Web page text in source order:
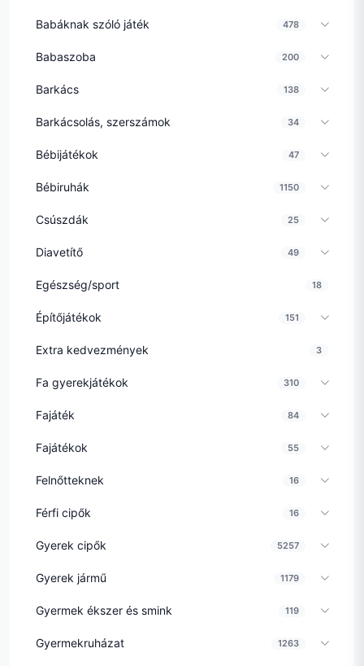
Babáknak szóló játék 478
Babaszoba 200
Barkács 138
Barkácsolás, szerszámok 34
Bébijátékok 47
Bébiruhák 1150
Csúszdák 25
Diavetítő 49
Egészség/sport 18
Építőjátékok 151
Extra kedvezmények 3
Fa gyerekjátékok 310
Fajáték 84
Fajátékok 55
Felnőtteknek 16
Férfi cipők 16
Gyerek cipők 5257
Gyerek jármű 1179
Gyermek ékszer és smink 119
Gyermekruházat 1263